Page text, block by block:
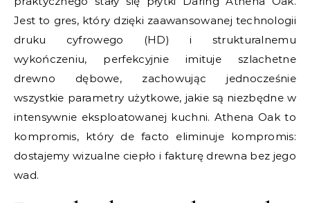
Jest to gres, który dzięki zaawansowanej technologii
druku cyfrowego (HD) i strukturalnemu
wykończeniu, perfekcyjnie imituje szlachetne
drewno dębowe, zachowując jednocześnie
wszystkie parametry użytkowe, jakie są niezbędne w
intensywnie eksploatowanej kuchni. Athena Oak to
kompromis, który de facto eliminuje kompromis:
dostajemy wizualne ciepło i fakturę drewna bez jego
wad.